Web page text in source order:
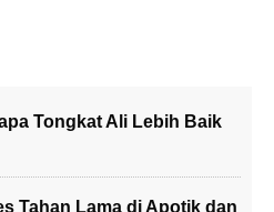
Tongkat Ali Lebih Baik
Tahan Lama di Apotik dan